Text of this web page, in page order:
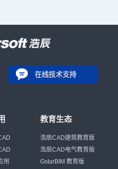
在线技术支持
用
教育生态
浩辰CAD建筑教育版
浩辰CAD电气教育版
GstarBIM 教育版